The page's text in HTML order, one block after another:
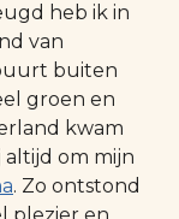
heb ik in
van
buiten
groen en
kwam
om mijn
. Zo ontstond